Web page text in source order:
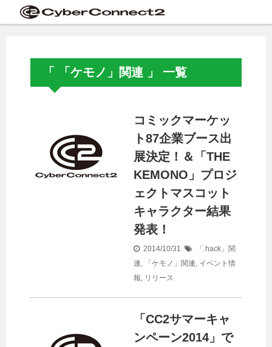
「 「ケモノ」関連 」 一覧
コミックマーケッ
ト87企業ブース出
展決定！＆「THE
KEMONO」プロジ
ェクトマスコット
キャラクター結果
発表！
2014/10/31
「.hack」関
連, 「ケモノ」関連, イベント情
報, リリース
「CC2サマーキャ
ンペーン2014」で